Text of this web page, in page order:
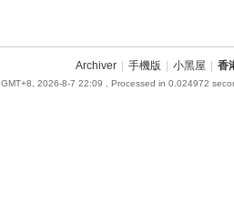
Archiver 手機版 小黑屋 香
GMT+8, 2026-8-7 22:09 , Processed in 0.024972